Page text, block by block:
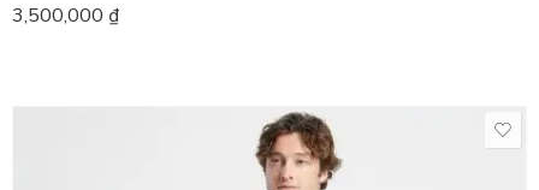
3,500,000 ₫